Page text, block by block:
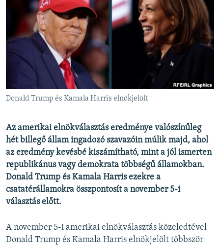
A PÉNZ NYOMÁBAN
EURÓPAI UNIÓ
KLÍMAVÁLTOZÁS
A MÚLT TANULSÁGAI
Valamennyi RFE/RL weboldal
Donald Trump és Kamala Harris elnökjelölt
Az amerikai elnökválasztás eredménye valószínűleg
hét billegő állam ingadozó szavazóin múlik majd, ahol
az eredmény kevésbé kiszámítható, mint a jól ismerten
republikánus vagy demokrata többségű államokban.
Donald Trump és Kamala Harris ezekre a
csatatérállamokra összpontosít a november 5-i
választás előtt.
A november 5-i amerikai elnökválasztás közeledtével
Donald Trump és Kamala Harris elnökjelölt többször